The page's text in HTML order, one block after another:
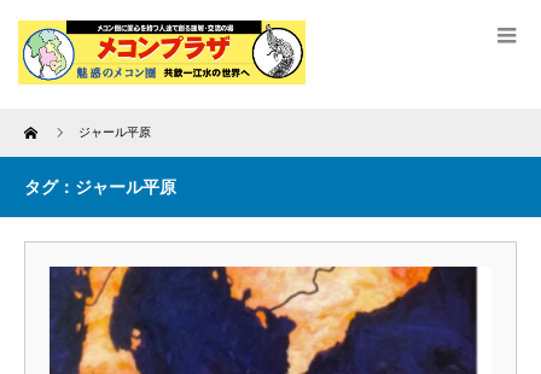
Home ジャール平原
タグ：ジャール平原